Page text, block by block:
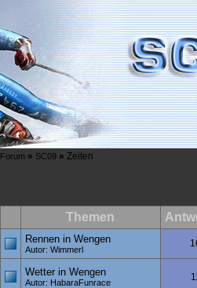
Forum» SC09» Zeiten
Themen
Rennen in Wengen
Autor: Wimmerl
Wetter in Wengen
Autor: HabaraFunrace